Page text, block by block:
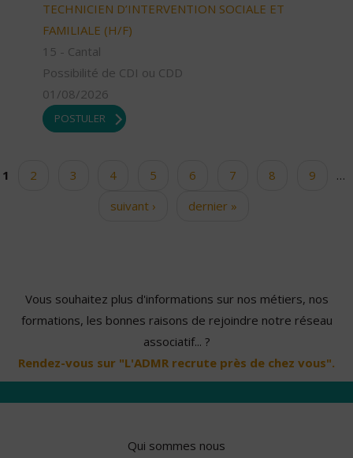
TECHNICIEN D’INTERVENTION SOCIALE ET
FAMILIALE (H/F)
15 - Cantal
Possibilité de CDI ou CDD
01/08/2026
POSTULER
Pages
1 2 3 4 5 6 7 8 9
…
suivant ›
dernier »
Vous souhaitez plus d'informations sur nos métiers, nos
formations, les bonnes raisons de rejoindre notre réseau
associatif... ?
Rendez-vous sur "L'ADMR recrute près de chez vous".
Qui sommes nous